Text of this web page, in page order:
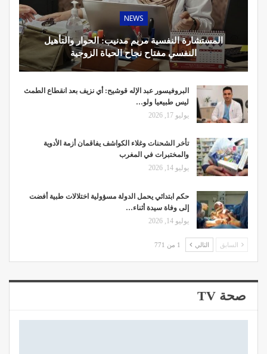
NEWS
المستشارة النفسية مريم مدنيب: الحوار والتأهيل
النفسي مفتاح نجاح الحياة الزوجية
البروفيسور عبد الإله قوشيح: أي نزيف بعد انقطاع الطمث
ليس طبيعيا ولو…
يوليو 17, 2026
تأخر الشحنات وغلاء الكواشف يفاقمان أزمة الأدوية
والمختبرات في المغرب
يوليو 14, 2026
حكم ابتدائي يحمل الدولة مسؤولية اختلالات طبية أفضت
إلى وفاة سيدة أثناء…
يوليو 14, 2026
السابق التالي 1 من 771
صحة TV